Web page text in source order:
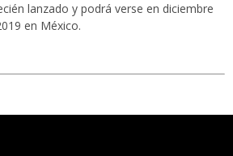
lanzado y podrá verse en diciembre
en México.